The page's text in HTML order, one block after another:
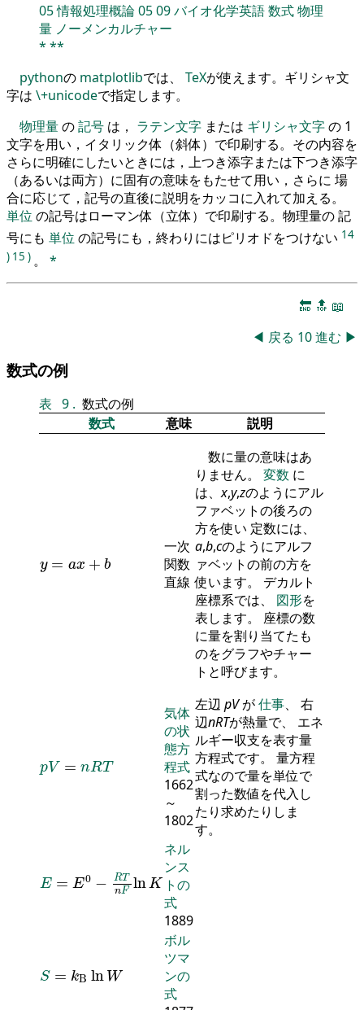
05情報処理概論0509バイオ化学英語数式物理
量 ノーメンカルチャー
* **
pythonの matplotlibでは、 TeXが使えます。ギリシャ文
字は \+unicodeで指定します。
物理量の記号 は， ラテン文字 または ギリシャ文字の 1
文字を用い，イタリック体（斜体）で印刷する。その内容を
さらに明確にしたいときには，上つき添字または下つき添字
（あるいは両方）に固有の意味をもたせて用い，さらに 場
合に応じて，記号の直後に説明をカッコに入れて加える。
単位の記号はローマン体（立体）で印刷する。物理量の 記
号にも 単位の記号にも，終わりにはピリオドをつけない 14
) 15 ) 。 *
🔚 🔝 📖
◀ 戻る 10進む ▶
数式の例
表 9 . 数式の例
数式
意味 説明
y = ax + b
y x+b
一次
関数
直線
数に量の意味はあ
りません。 変数 に
は、x,y,zのようにアル
ファベットの後ろの
方を使い 定数には、
a,b,cのようにアルフ
ァベットの前の方を
使います。 デカルト
座標系では、 図形を
表します。 座標の数
に量を割り当てたも
のをグラフやチャー
トと呼びます。
pV = nRT
pV= RT
気体
の状
態方
程式
1662
～
1802
左辺 pVが仕事、 右
辺nRTが熱量で、 エネ
ルギー収支を表す量
方程式です。 量方程
式なので量を単位で
割った数値を代入し
たり求めたりしま
す。
E = E0 − RT
nF lnK
E= 0-RT FlnK
ネル
ンス
トの
式
1889
S = kB ln W
S= Bln W
ボル
ツマ
ンの
式